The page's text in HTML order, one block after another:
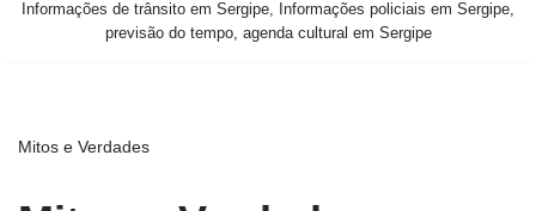
Informações de trânsito em Sergipe, Informações policiais em Sergipe,
previsão do tempo, agenda cultural em Sergipe
Mitos e Verdades